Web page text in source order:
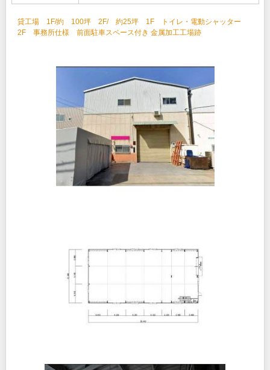
貸工場 1F/約 100坪 2F/ 約25坪 1F トイレ・電動シャッター
2F 事務所仕様 前面駐車スペース付き 金属加工工場跡